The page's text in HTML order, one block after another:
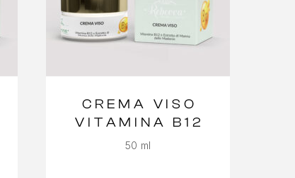
CREMA VISO
VITAMINA B12
50 ml